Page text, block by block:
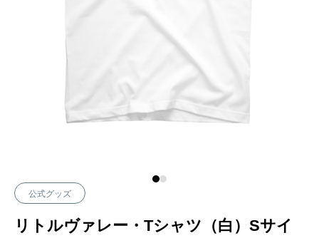
公式グッズ
リトルヴァレー・Tシャツ（白）Sサイ